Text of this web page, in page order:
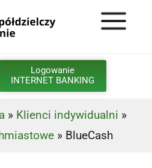
Logowanie
INTERNET BANKING
» Klienci indywidualni »
» BlueCash